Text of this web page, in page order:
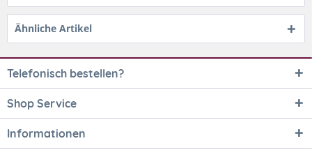
Ähnliche Artikel
Telefonisch bestellen?
Shop Service
Informationen